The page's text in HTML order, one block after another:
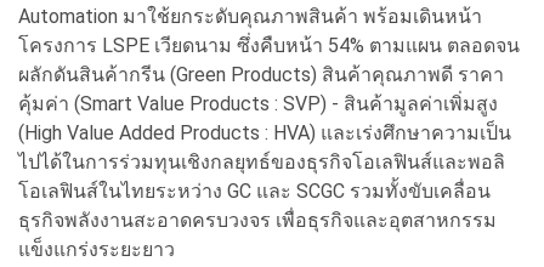
Automation มาใช้ยกระดับคุณภาพสินค้า พร้อมเดินหน้า
โครงการ LSPE เวียดนาม ซึ่งคืบหน้า 54% ตามแผน ตลอดจน
ผลักดันสินค้ากรีน (Green Products) สินค้าคุณภาพดี ราคา
คุ้มค่า (Smart Value Products : SVP) - สินค้ามูลค่าเพิ่มสูง
(High Value Added Products : HVA) และเร่งศึกษาความเป็น
ไปได้ในการร่วมทุนเชิงกลยุทธ์ของธุรกิจโอเลฟินส์และพอลิ
โอเลฟินส์ในไทยระหว่าง GC และ SCGC รวมทั้งขับเคลื่อน
ธุรกิจพลังงานสะอาดครบวงจร เพื่อธุรกิจและอุตสาหกรรม
แข็งแกร่งระยะยาว